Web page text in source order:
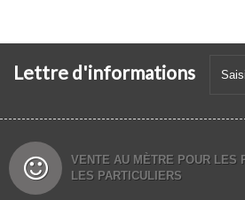
Lettre d'informations
VENTE AU MÈTRE POUR LES
LES PARTICULIERS